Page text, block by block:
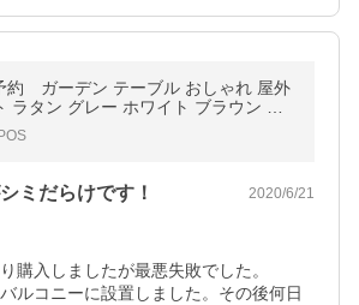
約 ガーデン テーブル おしゃれ 屋外
ラタン グレー ホワイト ブラウン ラ
ルコニー3点セット バルコニー 大型宅
ミだらけです！ 2020/6/21
購入しましたが最悪失敗でした。
ルコニーに設置しました。その後何日